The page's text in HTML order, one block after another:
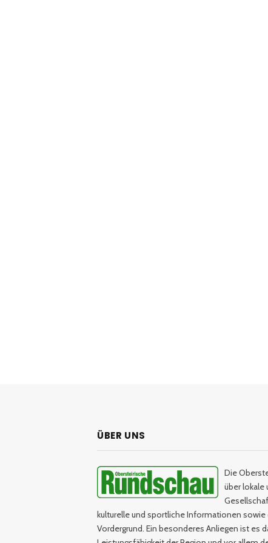
ÜBER UNS
Die
über lokale
kulturelle und sportliche Informationen
Vordergrund. Ein besonderes Anliegen ist es